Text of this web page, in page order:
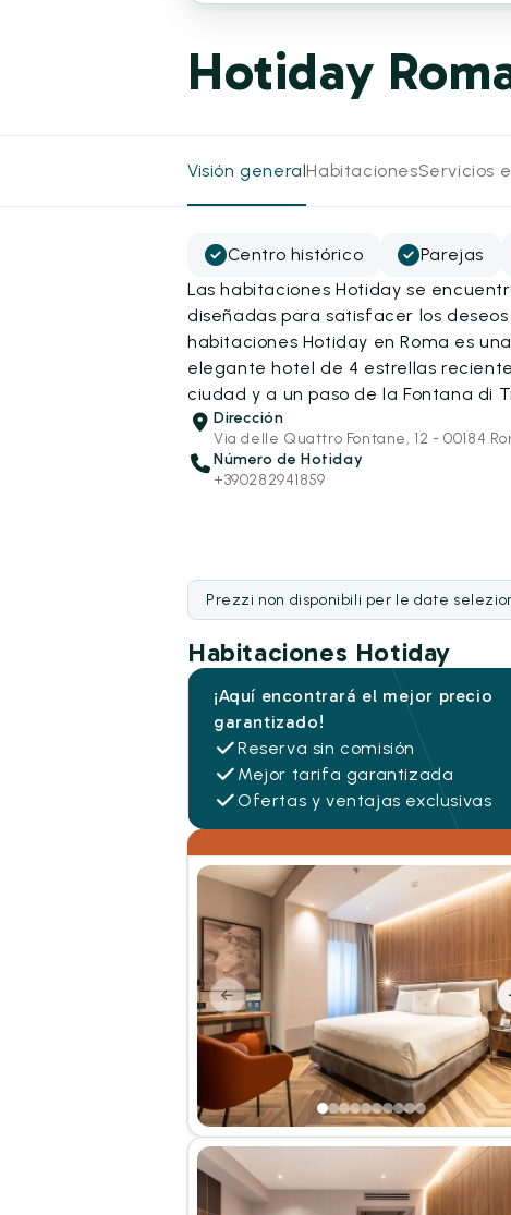
Hotiday
Visión generalHabitacionesServicios
Centro histórico Parejas
Las habitaciones Hotiday se
diseñadas para satisfacer los
habitaciones Hotiday en Roma es
elegante hotel de 4 estrellas
ciudad y a un paso de la Fontana di
Dirección
Via delle Quattro Fontane, 12 - 00184
Número de Hotiday
+390282941859
Prezzi non disponibili per le date
Habitaciones Hotiday
¡Aquí encontrará el mejor precio
garantizado!
Reserva sin comisión
Mejor tarifa garantizada
Ofertas y ventajas exclusivas